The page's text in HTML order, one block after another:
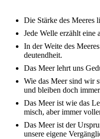
Die Stär­ke des Meeres
Jede Welle erzählt eine
In der Weite des
deut­end­heit.
Das Meer lehrt uns
Wie das Meer sind wir
und blei­ben doch
Das Meer ist wie das
misch, aber immer
Das Meer ist der
unse­re eige­ne